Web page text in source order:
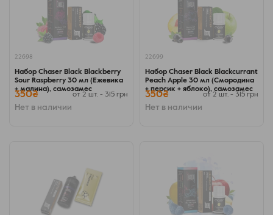
22698
Набор Chaser Black Blackberry
Sour Raspberry 30 мл (Ежевика
+ малина), самозамес
350₴ от 2 шт. - 315 грн
Нет в наличии
22699
Набор Chaser Black Blackcurrant
Peach Apple 30 мл (Смородина
+ персик + яблоко), самозамес
350₴ от 2 шт. - 315 грн
Нет в наличии